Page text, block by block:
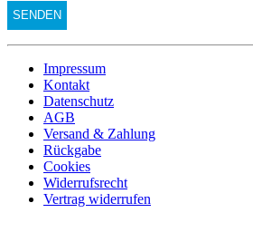
Impressum
Kontakt
Datenschutz
AGB
Versand & Zahlung
Rückgabe
Cookies
Widerrufsrecht
Vertrag widerrufen